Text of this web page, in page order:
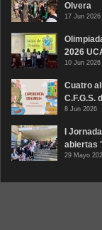
Olvera
17 Jun 2026
2026
10 Jun 2026
Cuatro
C.F.G.S.
8 Jun 2026
I
abiertas
29 Mayo